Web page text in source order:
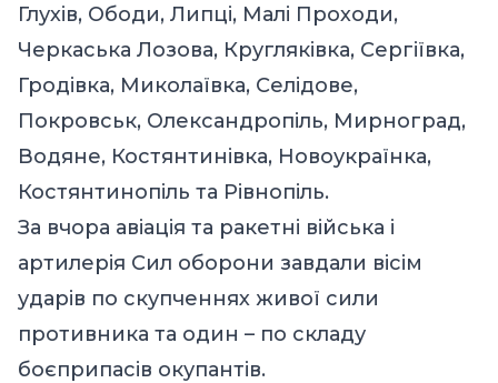
Глухів, Ободи, Липці, Малі Проходи,
Черкаська Лозова, Кругляківка, Сергіївка,
Гродівка, Миколаївка, Селідове,
Покровськ, Олександропіль, Мирноград,
Водяне, Костянтинівка, Новоукраїнка,
Костянтинопіль та Рівнопіль.
За вчора авіація та ракетні війська і
артилерія Сил оборони завдали вісім
ударів по скупченнях живої сили
противника та один – по складу
боєприпасів окупантів.